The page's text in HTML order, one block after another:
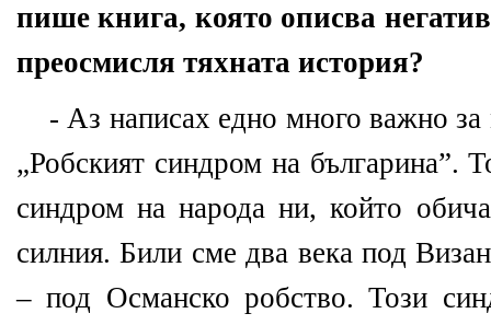
пише книга, която описва
преосмисля тяхната история?
- Аз написах едно много важно за
„Робският синдром на българина”.
синдром на народа ни, който
силния. Били сме два века под
– под Османско робство. Този